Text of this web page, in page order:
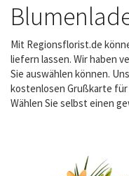
Mit Regionsflorist.de
liefern lassen. Wir haben
Sie auswählen können.
kostenlosen Grußkarte
Wählen Sie selbst einen